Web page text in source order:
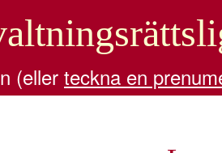
(ellerteckna en